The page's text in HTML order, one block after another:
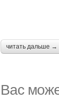
читать дальше →
Вас